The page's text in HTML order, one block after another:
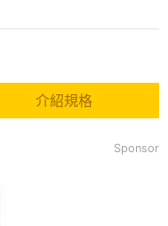
介紹規格
Sponsor